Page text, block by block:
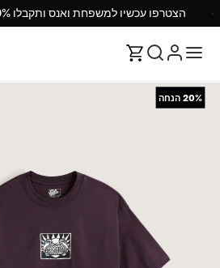
הצטרפו עכשיו למשפחת ואנס ותקבלו 10% הנחה
20% הנחה